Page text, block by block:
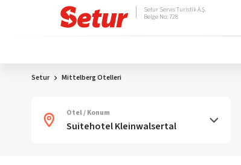
Setur Servis Turistik A.Ş.
Belge No: 728
Setur Mittelberg Otelleri
Otel / Konum